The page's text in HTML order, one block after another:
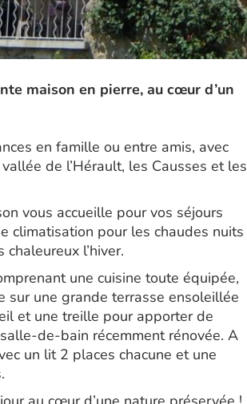
maison en pierre, au cœur d’un
en famille ou entre amis, avec
de l’Hérault, les Causses et les
vous accueille pour vos séjours
climatisation pour les chaudes nuits
l’hiver.
une cuisine toute équipée,
sur une grande terrasse ensoleillée
et une treille pour apporter de
de-bain récemment rénovée. A
un lit 2 places chacune et une